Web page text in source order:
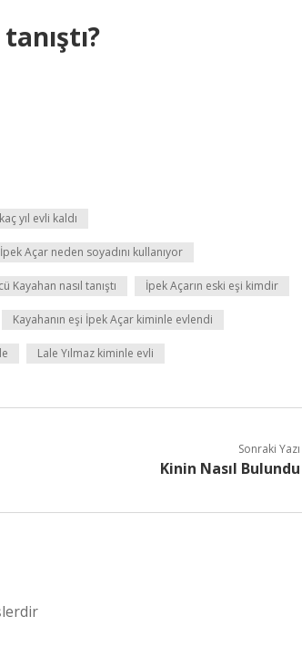
yıl evli kaldı
İpek Açar neden soyadını kullanıyor
Kayahan nasıl tanıştı İpek Açarın eski eşi kimdir
Kayahanın eşi İpek Açar kiminle evlendi
Lale Yılmaz kiminle evli
Sonraki Yazı
Kinin Nasıl Bulundu